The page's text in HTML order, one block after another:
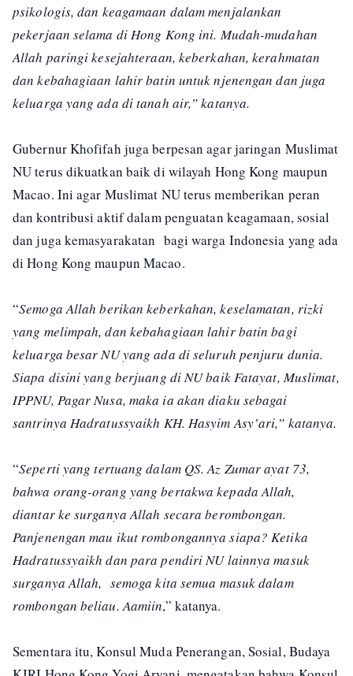
psikologis, dan keagamaan dalam menjalankan
pekerjaan selama di Hong Kong ini. Mudah-mudahan
Allah paringi kesejahteraan, keberkahan, kerahmatan
dan kebahagiaan lahir batin untuk njenengan dan juga
keluarga yang ada di tanah air,” katanya.
Gubernur Khofifah juga berpesan agar jaringan Muslimat
NU terus dikuatkan baik di wilayah Hong Kong maupun
Macao. Ini agar Muslimat NU terus memberikan peran
dan kontribusi aktif dalam penguatan keagamaan, sosial
dan juga kemasyarakatan bagi warga Indonesia yang ada
di Hong Kong maupun Macao.
“Semoga Allah berikan keberkahan, keselamatan, rizki
yang melimpah, dan kebahagiaan lahir batin bagi
keluarga besar NU yang ada di seluruh penjuru dunia.
Siapa disini yang berjuang di NU baik Fatayat, Muslimat,
IPPNU, Pagar Nusa, maka ia akan diaku sebagai
santrinya Hadratussyaikh KH. Hasyim Asy’ari,” katanya.
“Seperti yang tertuang dalam QS. Az Zumar ayat 73,
bahwa orang-orang yang bertakwa kepada Allah,
diantar ke surganya Allah secara berombongan.
Panjenengan mau ikut rombongannya siapa? Ketika
Hadratussyaikh dan para pendiri NU lainnya masuk
surganya Allah, semoga kita semua masuk dalam
rombongan beliau. Aamiin,” katanya.
Sementara itu, Konsul Muda Penerangan, Sosial, Budaya